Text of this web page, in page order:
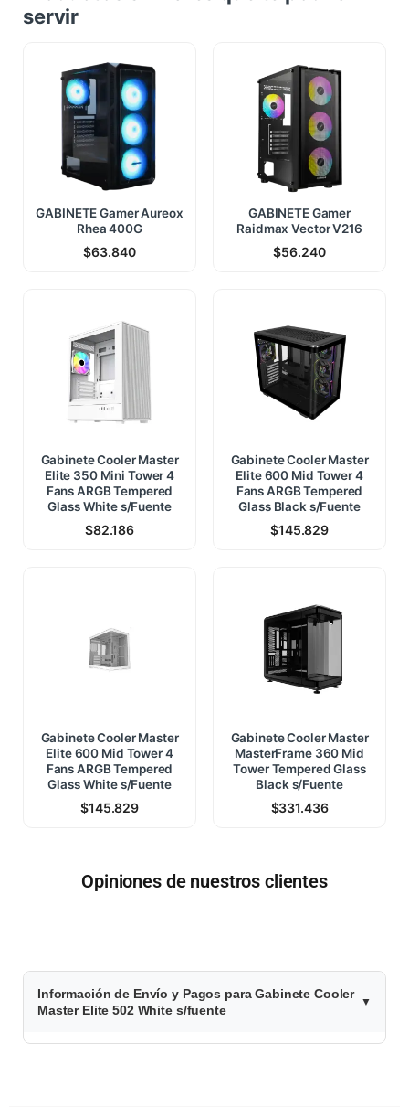
servir
GABINETE Gamer Aureox
Rhea 400G
$63.840
GABINETE Gamer
Raidmax Vector V216
$56.240
Gabinete Cooler Master
Elite 350 Mini Tower 4
Fans ARGB Tempered
Glass White s/Fuente
$82.186
Gabinete Cooler Master
Elite 600 Mid Tower 4
Fans ARGB Tempered
Glass Black s/Fuente
$145.829
Gabinete Cooler Master
Elite 600 Mid Tower 4
Fans ARGB Tempered
Glass White s/Fuente
$145.829
Gabinete Cooler Master
MasterFrame 360 Mid
Tower Tempered Glass
Black s/Fuente
$331.436
Opiniones de nuestros clientes
$
1
1
Información de Envío y Pagos para Gabinete Cooler
Master Elite 502 White s/fuente